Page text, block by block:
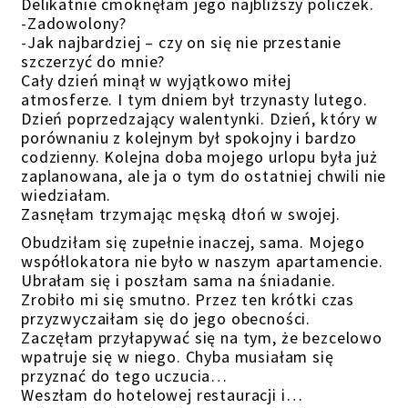
-Zadowolony?
-Jak najbardziej – czy on się nie przestanie
szczerzyć do mnie?
Cały dzień minął w wyjątkowo miłej
atmosferze. I tym dniem był trzynasty lutego.
Dzień poprzedzający walentynki. Dzień, który w
porównaniu z kolejnym był spokojny i bardzo
codzienny. Kolejna doba mojego urlopu była już
zaplanowana, ale ja o tym do ostatniej chwili nie
wiedziałam.
Zasnęłam trzymając męską dłoń w swojej.
Obudziłam się zupełnie inaczej, sama. Mojego
współlokatora nie było w naszym apartamencie.
Ubrałam się i poszłam sama na śniadanie.
Zrobiło mi się smutno. Przez ten krótki czas
przyzwyczaiłam się do jego obecności.
Zaczęłam przyłapywać się na tym, że bezcelowo
wpatruje się w niego. Chyba musiałam się
przyznać do tego uczucia…
Weszłam do hotelowej restauracji i…